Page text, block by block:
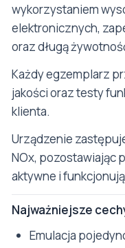
wykorzystaniem
elektronicznych,
oraz długą
Każdy egzemplarz
jakości oraz testy
klienta.
Urządzenie
NOx, pozostawiając
aktywne i
Najważniejsze
Emulacja